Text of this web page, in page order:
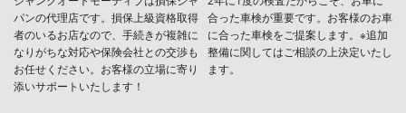
パンの代理店です。損保上級資格取得
者のいるお店なので、手続きが複雑に
なりがちな対応や保険会社との交渉も
お任せください。お客様の立場に寄り
添いサポートいたします！
合った車検が重要です。お客様のお車
に合った車検をご提案します。※追加
整備に関してはご相談の上決定いたし
ます。